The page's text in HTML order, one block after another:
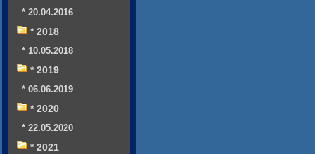
* 20.04.2016
* 2018
* 10.05.2018
* 2019
* 06.06.2019
* 2020
* 22.05.2020
* 2021